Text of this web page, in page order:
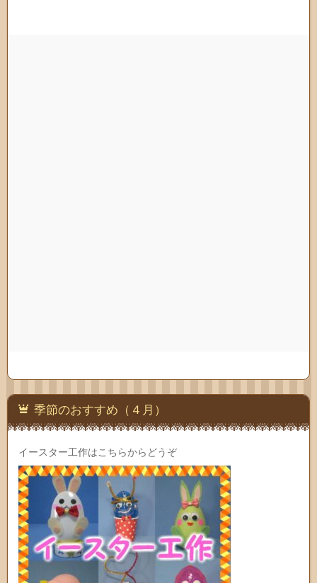
季節のおすすめ（４月）
イースター工作はこちらからどうぞ